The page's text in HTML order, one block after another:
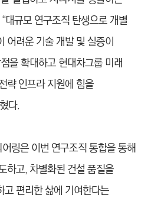
대규모 연구조직 탄생으로 개별
어려운 기술 개발 및 실증이
을 확대하고 현대차그룹 미래
략 인프라 지원에 힘을
다.
링은 이번 연구조직 통합을 통해
하고, 차별화된 건설 품질을
편리한 삶에 기여한다는